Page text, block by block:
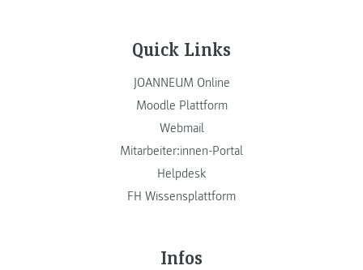
Quick Links
JOANNEUM Online
Moodle Plattform
Webmail
Mitarbeiter:innen-Portal
Helpdesk
FH Wissensplattform
Infos